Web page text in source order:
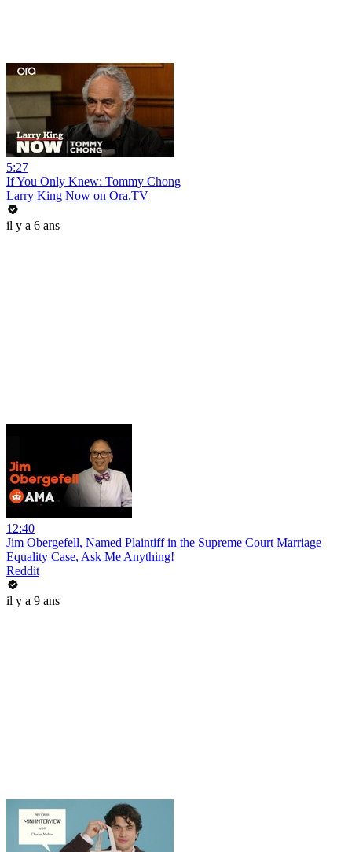
5:27
If You Only Knew: Tommy Chong
Larry King Now on Ora.TV
il y a 6 ans
12:40
Jim Obergefell, Named Plaintiff in the Supreme Court Marriage
Equality Case, Ask Me Anything!
Reddit
il y a 9 ans